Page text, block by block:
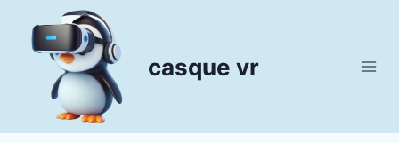
contenu
casque vr